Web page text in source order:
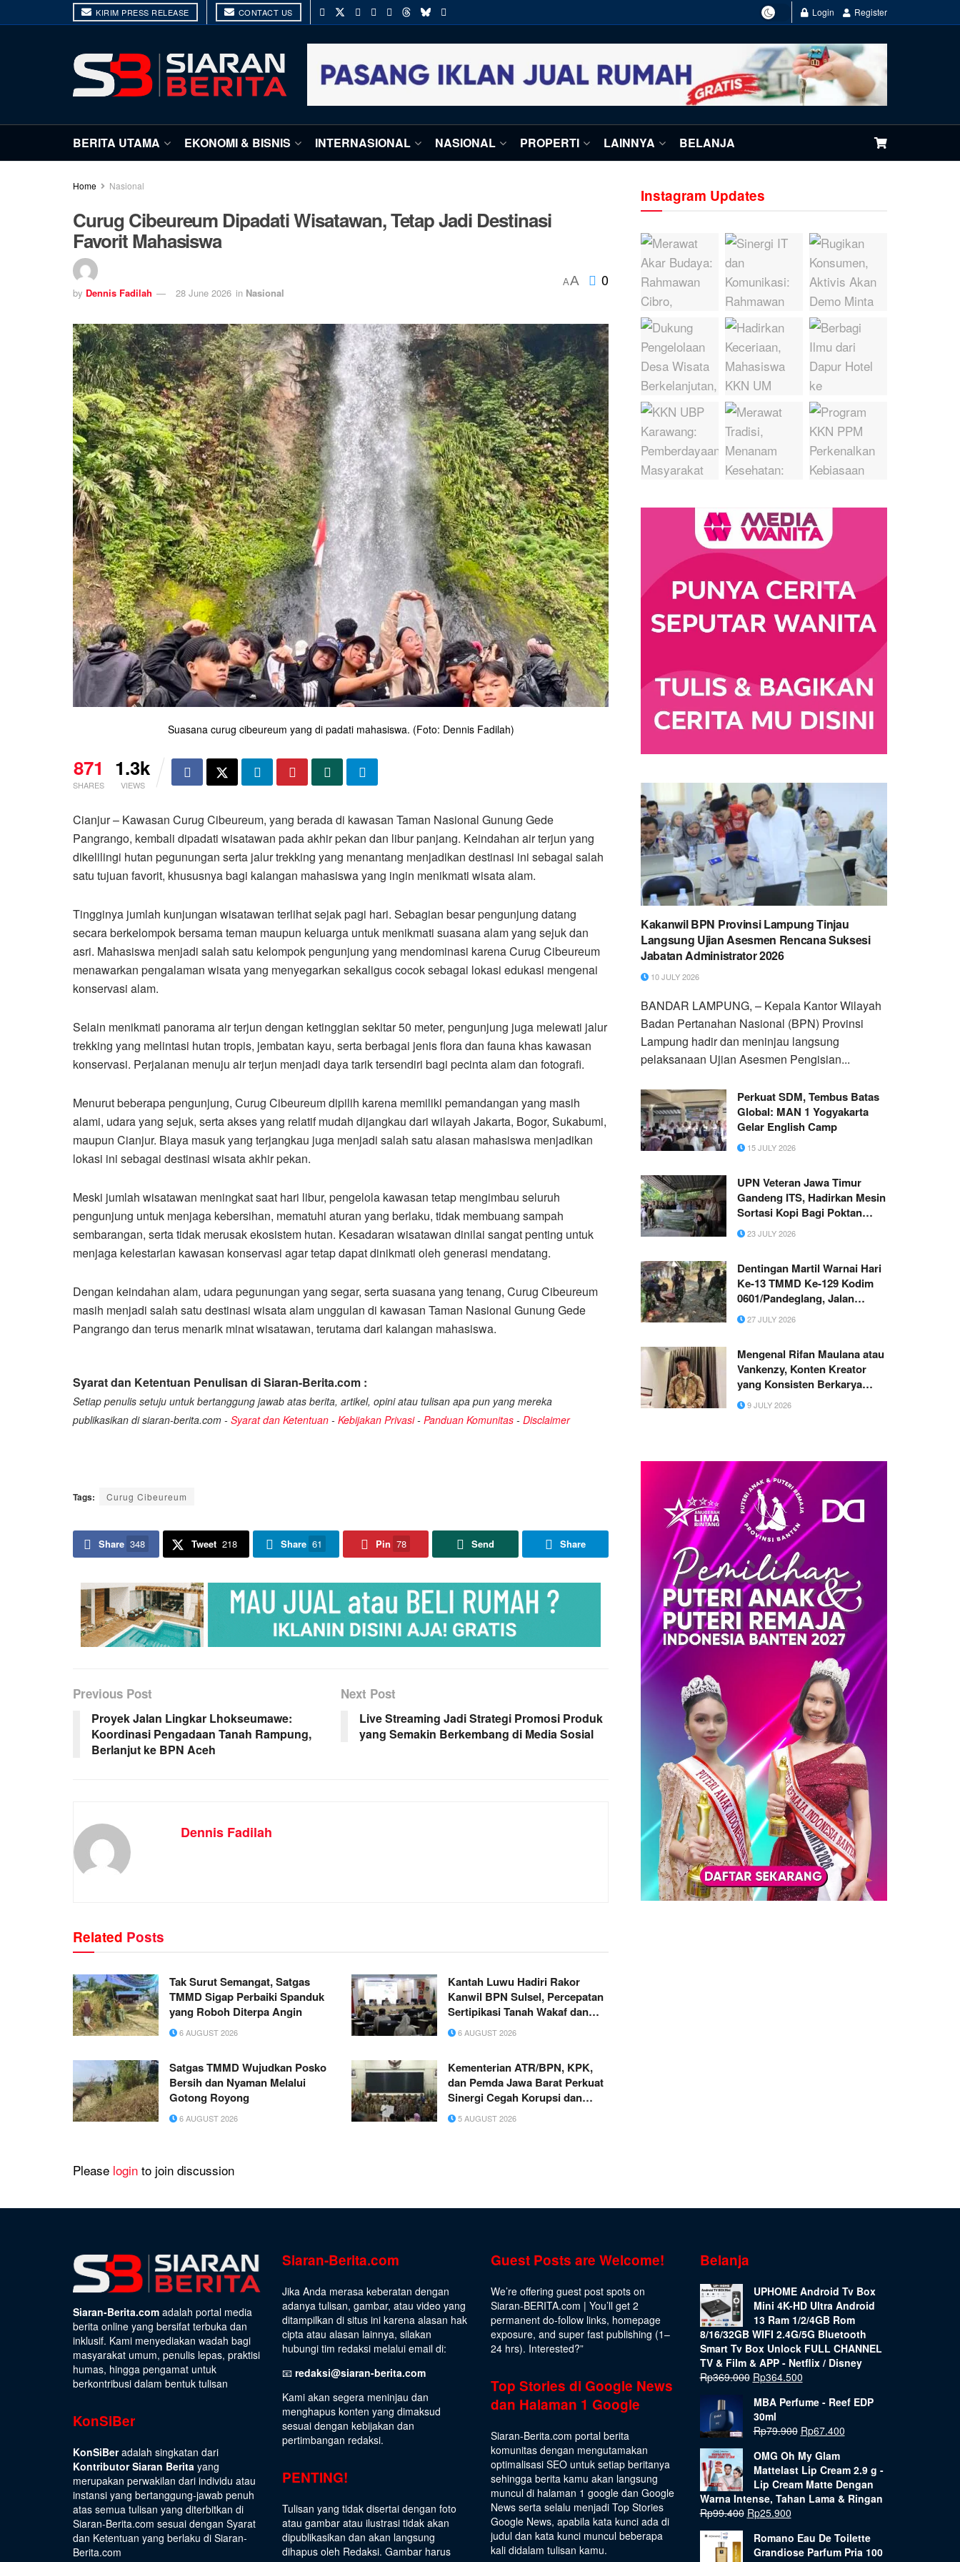
KIRIM PRESS RELEASE CONTACT US Login Register
BERITA UTAMA EKONOMI & BISNIS INTERNASIONAL NASIONAL PROPERTI LAINNYA BELANJA
Home Nasional
Curug Cibeureum Dipadati Wisatawan, Tetap Jadi Destinasi
Favorit Mahasiswa
by Dennis Fadilah 28 June 2026 in Nasional
AA 0
Suasana curug cibeureum yang di padati mahasiswa. (Foto: Dennis Fadilah)
871
SHARES
1.3k
VIEWS
Cianjur – Kawasan Curug Cibeureum, yang berada di kawasan Taman Nasional Gunung Gede
Pangrango, kembali dipadati wisatawan pada akhir pekan dan libur panjang. Keindahan air terjun yang
dikelilingi hutan pegunungan serta jalur trekking yang menantang menjadikan destinasi ini sebagai salah
satu tujuan favorit, khususnya bagi kalangan mahasiswa yang ingin menikmati wisata alam.
Tingginya jumlah kunjungan wisatawan terlihat sejak pagi hari. Sebagian besar pengunjung datang
secara berkelompok bersama teman maupun keluarga untuk menikmati suasana alam yang sejuk dan
asri. Mahasiswa menjadi salah satu kelompok pengunjung yang mendominasi karena Curug Cibeureum
menawarkan pengalaman wisata yang menyegarkan sekaligus cocok sebagai lokasi edukasi mengenai
konservasi alam.
Selain menikmati panorama air terjun dengan ketinggian sekitar 50 meter, pengunjung juga melewati jalur
trekking yang melintasi hutan tropis, jembatan kayu, serta berbagai jenis flora dan fauna khas kawasan
konservasi. Perjalanan menuju air terjun menjadi daya tarik tersendiri bagi pecinta alam dan fotografi.
Menurut beberapa pengunjung, Curug Cibeureum dipilih karena memiliki pemandangan yang masih
alami, udara yang sejuk, serta akses yang relatif mudah dijangkau dari wilayah Jakarta, Bogor, Sukabumi,
maupun Cianjur. Biaya masuk yang terjangkau juga menjadi salah satu alasan mahasiswa menjadikan
lokasi ini sebagai destinasi wisata akhir pekan.
Meski jumlah wisatawan meningkat saat hari libur, pengelola kawasan tetap mengimbau seluruh
pengunjung untuk menjaga kebersihan, mematuhi aturan yang berlaku, tidak membuang sampah
sembarangan, serta tidak merusak ekosistem hutan. Kesadaran wisatawan dinilai sangat penting untuk
menjaga kelestarian kawasan konservasi agar tetap dapat dinikmati oleh generasi mendatang.
Dengan keindahan alam, udara pegunungan yang segar, serta suasana yang tenang, Curug Cibeureum
masih menjadi salah satu destinasi wisata alam unggulan di kawasan Taman Nasional Gunung Gede
Pangrango dan terus menarik minat wisatawan, terutama dari kalangan mahasiswa.
Syarat dan Ketentuan Penulisan di Siaran-Berita.com :
Setiap penulis setuju untuk bertanggung jawab atas berita, artikel, opini atau tulisan apa pun yang mereka
publikasikan di siaran-berita.com - Syarat dan Ketentuan - Kebijakan Privasi- Panduan Komunitas - Disclaimer
Tags: Curug Cibeureum
Share 348 Tweet 218 Share 61 Pin 78 Send Share
Previous Post
Proyek Jalan Lingkar Lhokseumawe:
Koordinasi Pengadaan Tanah Rampung,
Berlanjut ke BPN Aceh
Next Post
Live Streaming Jadi Strategi Promosi Produk
yang Semakin Berkembang di Media Sosial
Dennis Fadilah
Related Posts
Tak Surut Semangat, Satgas
TMMD Sigap Perbaiki Spanduk
yang Roboh Diterpa Angin
6 AUGUST 2026
Kantah Luwu Hadiri Rakor
Kanwil BPN Sulsel, Percepatan
Sertipikasi Tanah Wakaf dan
MBR Jadi Prioritas
6 AUGUST 2026
Satgas TMMD Wujudkan Posko
Bersih dan Nyaman Melalui
Gotong Royong
6 AUGUST 2026
Kementerian ATR/BPN, KPK,
dan Pemda Jawa Barat Perkuat
Sinergi Cegah Korupsi dan
Dorong Ekonomi Daerah
5 AUGUST 2026
Please login to join discussion
Instagram Updates
Kakanwil BPN Provinsi Lampung Tinjau
Langsung Ujian Asesmen Rencana Suksesi
Jabatan Administrator 2026
10 JULY 2026
BANDAR LAMPUNG, – Kepala Kantor Wilayah
Badan Pertanahan Nasional (BPN) Provinsi
Lampung hadir dan meninjau langsung
pelaksanaan Ujian Asesmen Pengisian...
Perkuat SDM, Tembus Batas
Global: MAN 1 Yogyakarta
Gelar English Camp
15 JULY 2026
UPN Veteran Jawa Timur
Gandeng ITS, Hadirkan Mesin
Sortasi Kopi Bagi Poktan
Bumi Rahayu di Desa
Dompyong, Trenggalek
23 JULY 2026
Dentingan Martil Warnai Hari
Ke-13 TMMD Ke-129 Kodim
0601/Pandeglang, Jalan
Penghubung Dua Desa Terus
Dibangun
27 JULY 2026
Mengenal Rifan Maulana atau
Vankenzy, Konten Kreator
yang Konsisten Berkarya
Sejak 2020
9 JULY 2026
Siaran-Berita.com adalah portal media
berita online yang bersifat terbuka dan
inklusif. Kami menyediakan wadah bagi
masyarakat umum, penulis lepas, praktisi
humas, hingga pengamat untuk
berkontribusi dalam bentuk tulisan
KonSiBer
KonSiBeradalah singkatan dari
Kontributor Siaran Berita yang
merupakan perwakilan dari individu atau
instansi yang bertanggung-jawab penuh
atas semua tulisan yang diterbitkan di
Siaran-Berita.com sesuai dengan Syarat
dan Ketentuan yang berlaku di Siaran-
Berita.com
Siaran-Berita.com
Jika Anda merasa keberatan dengan
adanya tulisan, gambar, atau video yang
ditampilkan di situs ini karena alasan hak
cipta atau alasan lainnya, silakan
hubungi tim redaksi melalui email di:
📧 redaksi@siaran-berita.com
Kami akan segera meninjau dan
menghapus konten yang dimaksud
sesuai dengan kebijakan dan
pertimbangan redaksi.
PENTING!
Tulisan yang tidak disertai dengan foto
atau gambar atau ilustrasi tidak akan
dipublikasikan dan akan langsung
dihapus oleh Redaksi. Gambar harus
Guest Posts are Welcome!
We’re offering guest post spots on
Siaran-BERITA.com | You’ll get 2
permanent do-follow links, homepage
exposure, and super fast publishing (1–
24 hrs). Interested?”
Top Stories di Google News
dan Halaman 1 Google
Siaran-Berita.com portal berita
komunitas dengan mengutamakan
optimalisasi SEO untuk setiap beritanya
sehingga berita kamu akan langsung
muncul di halaman 1 google dan Google
News serta selalu menjadi Top Stories
Google News, apabila kata kunci ada di
judul dan kata kunci muncul beberapa
kali didalam tulisan kamu.
Belanja
UPHOME Android Tv Box
Mini 4K-HD Ultra Android
13 Ram 1/2/4GB Rom
8/16/32GB WIFI 2.4G/5G Bluetooth
Smart Tv Box Unlock FULL CHANNEL
TV & Film & APP - Netflix / Disney
Rp369.000 Rp364.500
MBA Perfume - Reef EDP
30ml
Rp79.900 Rp67.400
OMG Oh My Glam
Mattelast Lip Cream 2.9 g -
Lip Cream Matte Dengan
Warna Intense, Tahan Lama & Ringan
Rp99.400 Rp25.900
Romano Eau De Toilette
Grandiose Parfum Pria 100